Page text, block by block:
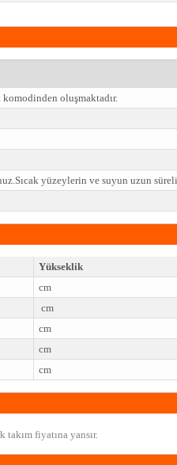
oluşmaktadır.
yüzeylerin ve suyun uzun
Yükseklik
cm
cm
cm
cm
cm
fiyatına yansır.